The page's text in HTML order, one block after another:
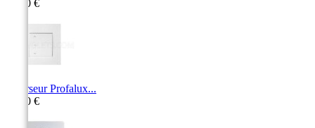
94,30 €
Inverseur Profalux...
20,60 €